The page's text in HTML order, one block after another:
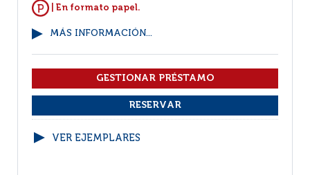
| En formato papel.
MÁS INFORMACIÓN...
VER EJEMPLARES